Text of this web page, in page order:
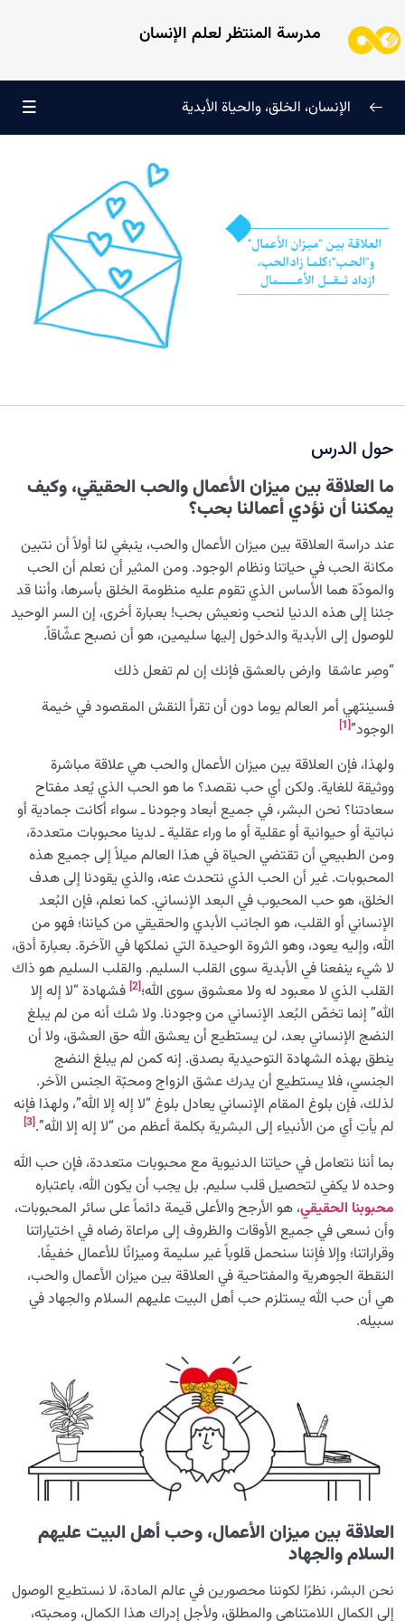
مدرسة المنتظر لعلم الإنسان
لماذا خُلقنا؟ 0/4
سرّ الفرح والسكينة الدائمة 0/13
0/13
نضوج الطفل الغالي للروح 0/8
القضاء والقدر والاختيار
ميزان القيامة: بأي معيار يُقاس القلب السليم؟
هل توجد معايير لأداء الإنسان؟ ومن يكون ميزان الأعمال؟
ما مدى تأثير مستوى علم الإنسان على أسلوب حیاته؟ وهل
ثمة معيار أسمى من ملکات قلبیة؟
ماهية الثقلين ودورهما في سعادتنا، وعلاقتهما بميزان الأعمال
العلاقة بين ميزان الأعمال والحب ؛ كلما زاد الحب، ازداد ثقل
دلالة ثقل صحيفة الأعمال وأثره في سعادتنا أو شقائنا
أثر الاختيار الصائب في حياتنا: لماذا تُعدّ خياراتنا ذات أهمية
بالغة؟
الميزان والاختيار الصحيح: سبب تأثير فهم الميزان على قراراتنا
ضرورة وأهمية الاعتبار بالدنيا؛ كيف يمكننا أن نستلهم العبر من
كل حدث؟
هل يمكن تغيير القدر والمصير؟ كيف يُمكننا تغيير ما كُتب لنا؟
المستقبل والماضي: كيف نبني غدًا أفضل من خلال الاعتبار
بالماضي؟
الجبر والاختيار: هل قانون القضاء والقدر عنوان المشيئة الإلهية
أم حرية إرادتنا؟
ما العلاقة بين حرية إرادة الإنسان والخلافة الإلهية ؟
الابتلاء والامتحان في مسيرة الحياة 0/26
الشيطان… العدوّ المبين 0/14
الأمراض الخفية للروح 0/15
معرفة الجنة والنار 0/22
النظرة الأبدية والاستعداد للآخرة 0/14
من الخيال إلى سلامة القلب
0/9
رؤية عالم الغيب 0/9
الإنسان، الخلق، والحياة الأبدية
حول الدرس
ما العلاقة بين ميزان الأعمال والحب الحقيقي، وكيف
يمكننا أن نؤدي أعمالنا بحب؟
عند دراسة العلاقة بين ميزان الأعمال والحب، ينبغي لنا أولاً أن نتبين
مكانة الحب في حياتنا ونظام الوجود. ومن المثير أن نعلم أن الحب
والمودّة هما الأساس الذي تقوم عليه منظومة الخلق بأسرها، وأننا قد
جئنا إلى هذه الدنيا لنحب ونعيش بحب! بعبارة أخرى، إن السر الوحيد
للوصول إلى الأبدية والدخول إليها سليمين، هو أن نصبح عشّاقاً.
“وصِر عاشقا وارض بالعشق فإنك إن لم تفعل ذلك
فسينتهي أمر العالم يوما دون أن تقرأ النقش المقصود في خيمة
الوجود”[1]
ولهذا، فإن العلاقة بين ميزان الأعمال والحب هي علاقة مباشرة
ووثيقة للغاية. ولكن أي حب نقصد؟ ما هو الحب الذي يُعد مفتاح
سعادتنا؟ نحن البشر، في جميع أبعاد وجودنا ـ سواء أكانت جمادية أو
نباتية أو حيوانية أو عقلية أو ما وراء عقلية ـ لدينا محبوبات متعددة،
ومن الطبيعي أن تقتضي الحياة في هذا العالم ميلاً إلى جميع هذه
المحبوبات. غير أن الحب الذي نتحدث عنه، والذي يقودنا إلى هدف
الخلق، هو حب المحبوب في البعد الإنساني. كما نعلم، فإن البُعد
الإنساني أو القلب، هو الجانب الأبدي والحقيقي من كياننا؛ فهو من
الله، وإليه يعود، وهو الثروة الوحيدة التي نملكها في الآخرة. بعبارة أدق،
لا شيء ينفعنا في الأبدية سوى القلب السليم. والقلب السليم هو ذاك
القلب الذي لا معبود له ولا معشوق سوى الله؛[2]
فشهادة “لا إله إلا
الله” إنما تخصّ البُعد الإنساني من وجودنا. ولا شك أنه من لم يبلغ
النضج الإنساني بعد، لن يستطيع أن يعشق الله حق العشق، ولا أن
ينطق بهذه الشهادة التوحيدية بصدق. إنه كمن لم يبلغ النضج
الجنسي، فلا يستطيع أن يدرك عشق الزواج ومحبّة الجنس الآخر.
لذلك، فإن بلوغ المقام الإنساني يعادل بلوغ “لا إله إلا الله”، ولهذا فإنه
لم يأتِ أي من الأنبياء إلى البشرية بكلمة أعظم من “لا إله إلا الله”.[3]
بما أننا نتعامل في حياتنا الدنيوية مع محبوبات متعددة، فإن حب الله
وحده لا يكفي لتحصيل قلب سليم. بل يجب أن يكون الله، باعتباره
محبوبنا الحقيقي، هو الأرجح والأعلى قيمة دائماً على سائر المحبوبات،
وأن نسعى في جميع الأوقات والظروف إلى مراعاة رضاه في اختياراتنا
وقراراتنا؛ وإلا فإننا سنحمل قلوباً غير سليمة وميزانًا للأعمال خفيفًا.
النقطة الجوهرية والمفتاحية في العلاقة بين ميزان الأعمال والحب،
هي أن حب الله يستلزم حب أهل البيت عليهم السلام والجهاد في
سبيله.
العلاقة بين میزان الأعمال، وحب أهل البيت عليهم
السلام والجهاد
نحن البشر، نظرًا لكوننا محصورين في عالم المادة، لا نستطيع الوصول
إلى الكمال اللامتناهي والمطلق، ولأجل إدراك هذا الكمال، ومحبته،